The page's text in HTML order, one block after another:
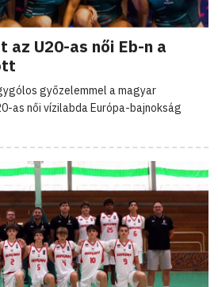
U20-as női Eb-n a
győzelemmel a magyar
as női vízilabda Európa-bajnokság